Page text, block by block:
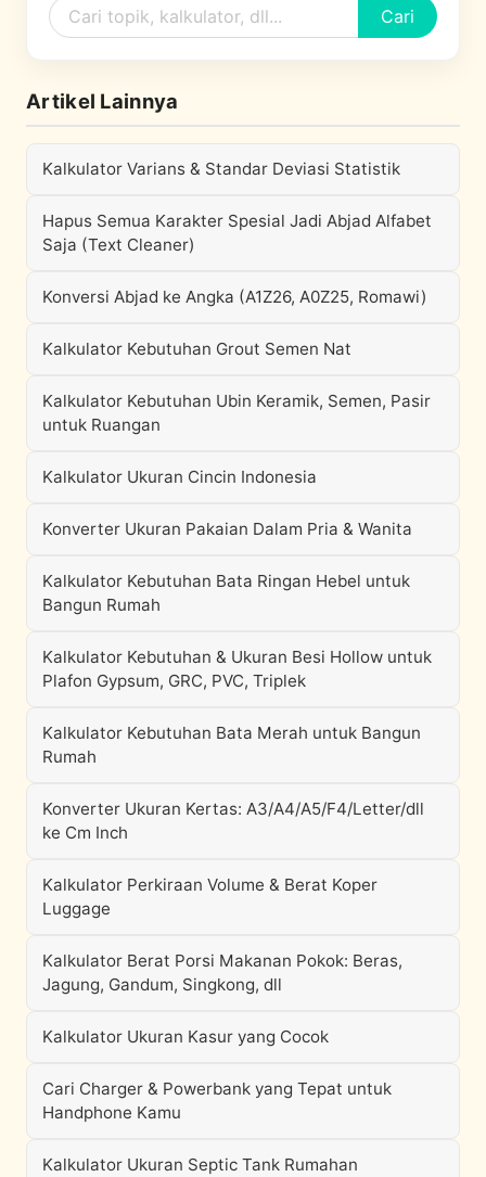
Cari
Artikel Lainnya
Kalkulator Varians & Standar Deviasi Statistik
Hapus Semua Karakter Spesial Jadi Abjad Alfabet
Saja (Text Cleaner)
Konversi Abjad ke Angka (A1Z26, A0Z25, Romawi)
Kalkulator Kebutuhan Grout Semen Nat
Kalkulator Kebutuhan Ubin Keramik, Semen, Pasir
untuk Ruangan
Kalkulator Ukuran Cincin Indonesia
Konverter Ukuran Pakaian Dalam Pria & Wanita
Kalkulator Kebutuhan Bata Ringan Hebel untuk
Bangun Rumah
Kalkulator Kebutuhan & Ukuran Besi Hollow untuk
Plafon Gypsum, GRC, PVC, Triplek
Kalkulator Kebutuhan Bata Merah untuk Bangun
Rumah
Konverter Ukuran Kertas: A3/A4/A5/F4/Letter/dll
ke Cm Inch
Kalkulator Perkiraan Volume & Berat Koper
Luggage
Kalkulator Berat Porsi Makanan Pokok: Beras,
Jagung, Gandum, Singkong, dll
Kalkulator Ukuran Kasur yang Cocok
Cari Charger & Powerbank yang Tepat untuk
Handphone Kamu
Kalkulator Ukuran Septic Tank Rumahan